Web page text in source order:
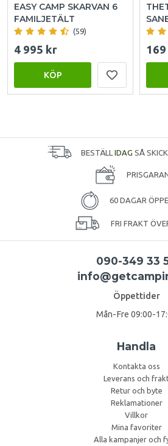
EASY CAMP SKARVAN 6
FAMILJETÄLT
(59)
4 995 kr
KÖP
BESTÄLL IDAG SÅ
60 DAGAR
FRI FRAKT
090-349 33
Öppettider
Mån-Fre 09:00-
Handla
Kontakta oss
Leverans och
Retur och byte
Reklamationer
Villkor
Mina favoriter
Alla kampanjer och